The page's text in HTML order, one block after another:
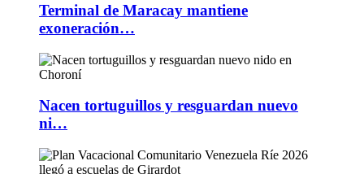
Terminal de Maracay mantiene
exoneración…
Nacen tortuguillos y resguardan nuevo
ni…